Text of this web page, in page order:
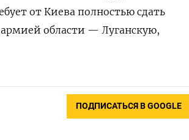
от Киева полностью сдать
области — Луганскую,
ПОДПИСАТЬСЯ В GOOGLE